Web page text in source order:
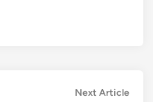
Next ArticleNext